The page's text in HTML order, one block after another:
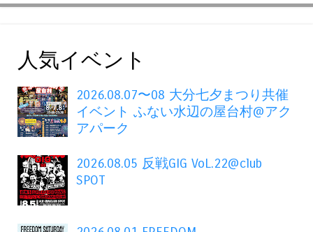
人気イベント
2026.08.07〜08 大分七夕まつり共催
イベント ふない水辺の屋台村@アク
アパーク
2026.08.05 反戦GIG VoL.22@club
SPOT